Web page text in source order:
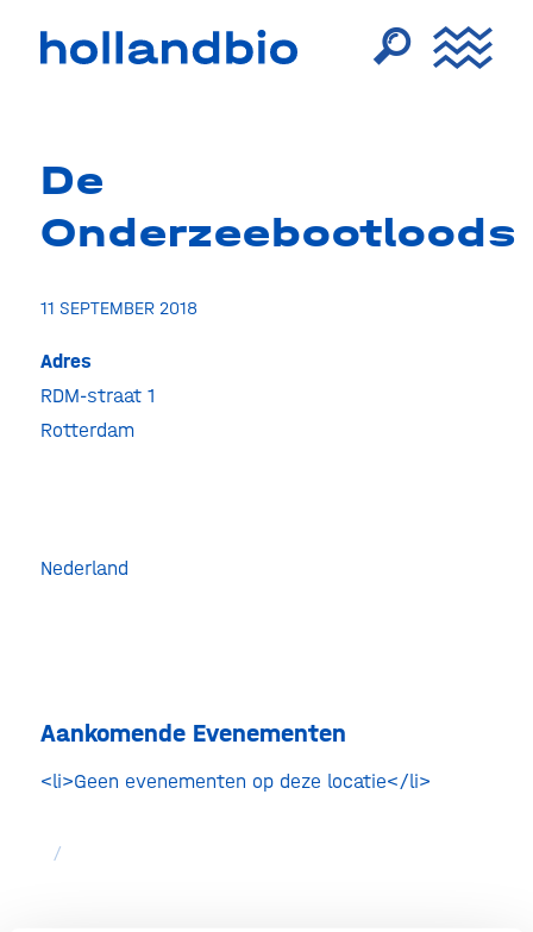
De
Onderzeebootloods
11 SEPTEMBER 2018
Adres
RDM-straat 1
Rotterdam
Nederland
Aankomende Evenementen
<li>Geen evenementen op deze locatie</li>
/